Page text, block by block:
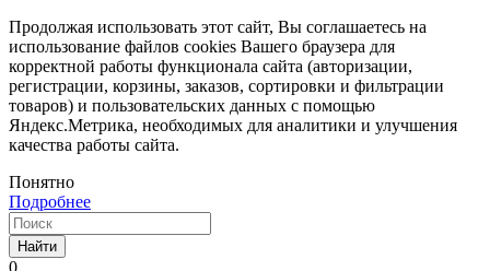
Продолжая использовать этот сайт, Вы соглашаетесь на
использование файлов cookies Вашего браузера для
корректной работы функционала сайта (авторизации,
регистрации, корзины, заказов, сортировки и фильтрации
товаров) и пользовательских данных с помощью
Яндекс.Метрика, необходимых для аналитики и улучшения
качества работы сайта.
Понятно
Подробнее
Найти
0